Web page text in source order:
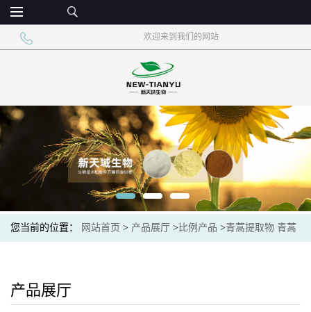
欢迎来到我们的网站
您当前的位置： 网站首页 > 产品展厅 > 比例产品 >青蒿提取物 青蒿
产品展厅